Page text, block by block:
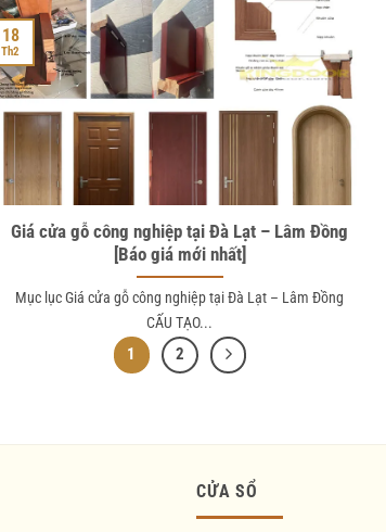
Giá cửa gỗ công nghiệp tại Đà Lạt – Lâm Đồng
[Báo giá mới nhất]
Mục lục Giá cửa gỗ công nghiệp tại Đà Lạt – Lâm Đồng
CẤU TẠO...
18
Th2
1 2
CỬA SỔ